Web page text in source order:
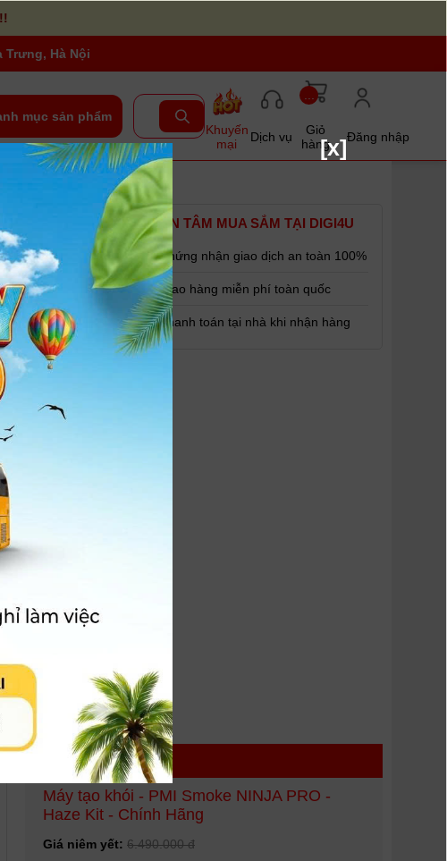
Trưng, Hà Nội
mục sản phẩm
Khuyến
mại
Dịch vụ
Giỏ
hàng
Đăng nhập
- Haze
hàng
phong cách
sáng tạo nội dung,
không mùi.
CỬA HÀNG
YÊN TÂM MUA SẮM TẠI DIGI4U
Chứng nhận giao dịch an toàn 100%
Giao hàng miễn phí toàn quốc
Thanh toán tại nhà khi nhận hàng
Máy tạo khói - PMI Smoke NINJA PRO -
Haze Kit - Chính Hãng
Giá niêm yết: 6.490.000 đ
[x]